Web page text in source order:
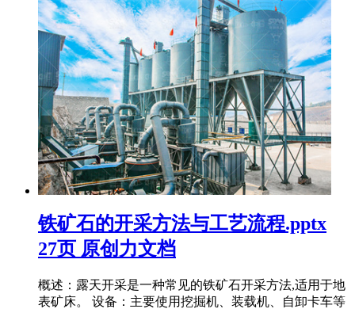
铁矿石的开采方法与工艺流程.pptx
27页 原创力文档
概述：露天开采是一种常见的铁矿石开采方法,适用于地
表矿床。 设备：主要使用挖掘机、装载机、自卸卡车等